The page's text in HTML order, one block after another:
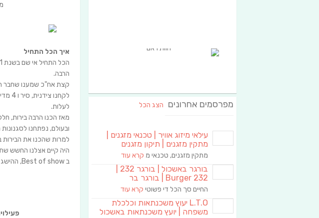
איך הכל התחיל
הרבה.
קצת אח"כ שמענו שחבר
לעלות.
מאז הכנו הרבה בירות,
ובעולם, נפתחנו
למרות שהכנו את הבירות
ב Best of show, ההישג הזה נתן לנו מוטיבציה ומשם התחלנו להגביר את הקצב.
מפרסמים אחרונים הצג הכל
עילאי מיזוג אוויר | טכנאי מזגנים |
מתקין מזגנים | תיקון מזגנים
מתקין מזגנים, טכנאי מ קרא עוד
Burger 232 | בורגר בר
החיים סך הכל די פשוטי קרא עוד
L.T.O יעוץ משכנתאות וכלכלת
משפחה | יועץ משכנתאות באשכול